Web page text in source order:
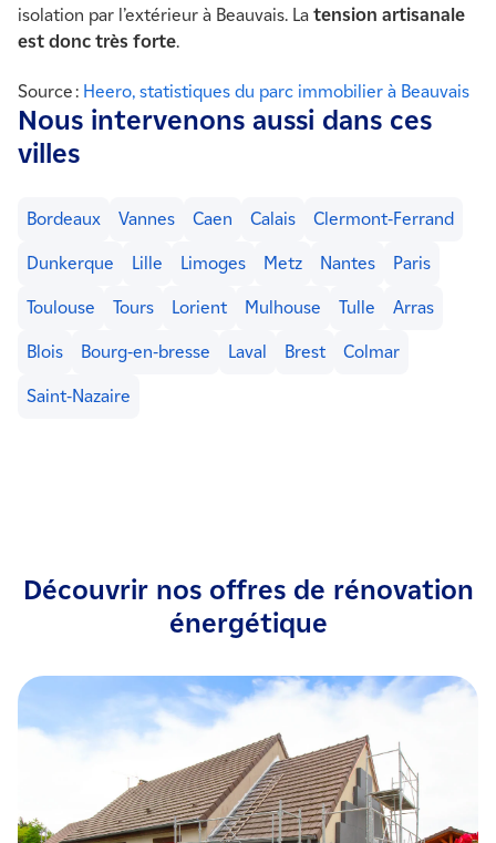
isolation par l’extérieur à Beauvais. La tension artisanale
est donc très forte.
Source : Heero, statistiques du parc immobilier à Beauvais
Nous intervenons aussi dans ces
villes
Bordeaux Vannes Caen Calais Clermont-Ferrand
Dunkerque Lille Limoges Metz Nantes Paris
Toulouse Tours Lorient Mulhouse Tulle Arras
Blois Bourg-en-bresse Laval Brest Colmar
Saint-Nazaire
Découvrir nos offres de rénovation
énergétique